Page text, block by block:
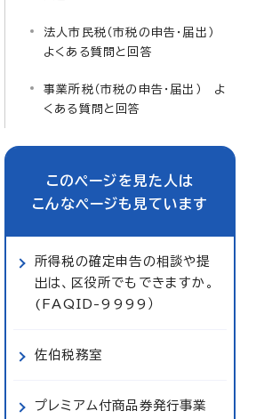
法人市民税（市税の申告・届出）
よくある質問と回答
事業所税（市税の申告・届出） よ
くある質問と回答
このページを見た人は
こんなページも見ています
所得税の確定申告の相談や提
出は、区役所でもできますか。
(FAQID-9999）
佐伯税務室
プレミアム付商品券発行事業